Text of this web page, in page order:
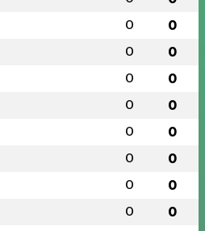
0 0
0 0
0 0
0 0
0 0
0 0
0 0
0 0